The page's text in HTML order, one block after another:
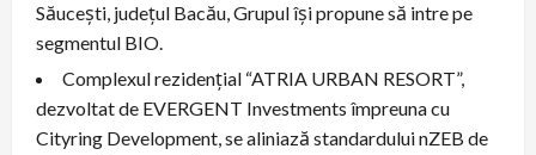
Săucești, județul Bacău, Grupul își propune să intre pe
segmentul BIO.
Complexul rezidențial “ATRIA URBAN RESORT”,
dezvoltat de EVERGENT Investments împreuna cu
Cityring Development, se aliniază standardului nZEB de